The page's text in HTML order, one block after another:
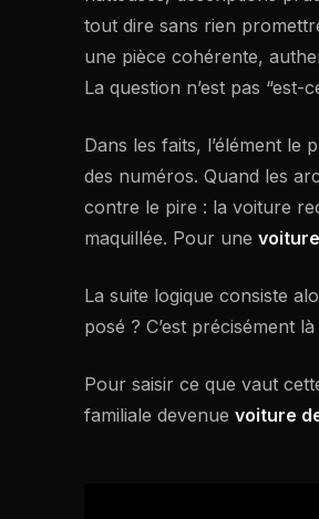
tout dire sans rien
une pièce cohérente,
La question n’est pas “est-
Dans les faits, l’élément
des numéros. Quand les
contre le pire : la voiture
maquillée. Pour une
La suite logique consiste
posé ? C’est précisément
Pour saisir ce que vaut
familiale devenue voiture